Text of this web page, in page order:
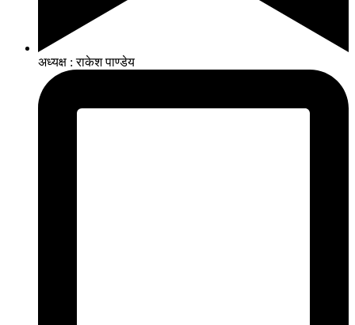
अध्यक्ष : राकेश पाण्डेय